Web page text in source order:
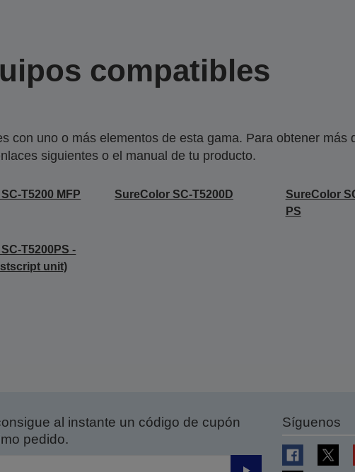
compatibles
con uno o más elementos de esta gama. Para obtener más
siguientes o el manual de tu producto.
T5200 MFP
SureColor SC-T5200D
SureColor
PS
T5200PS -
unit)
al instante un código de cupón
pedido.
Síguenos